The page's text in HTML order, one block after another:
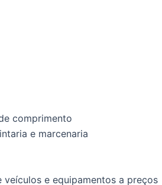
comprimento
e marcenaria
e equipamentos a preços